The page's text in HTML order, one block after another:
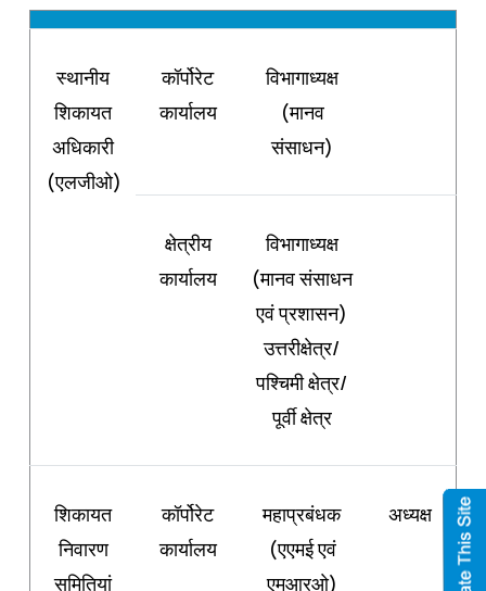
स्थानीय
शिकायत
अधिकारी
(एलजीओ)
कॉर्पोरेट
कार्यालय
विभागाध्यक्ष
(मानव
संसाधन)
क्षेत्रीय
कार्यालय
विभागाध्यक्ष
(मानव संसाधन
एवं प्रशासन)
उत्तरीक्षेत्र/
पश्चिमी क्षेत्र/
पूर्वी क्षेत्र
शिकायत
निवारण
समितियां
कॉर्पोरेट
कार्यालय
महाप्रबंधक
(एएमई एवं
एमआरओ)
अध्यक्ष